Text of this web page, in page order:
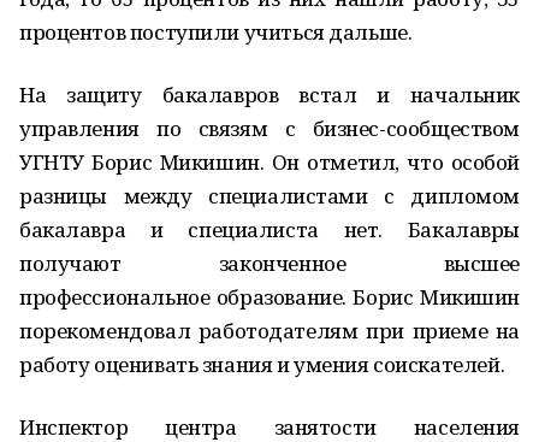
процентов поступили учиться дальше.
На защиту бакалавров встал и начальник
управления по связям с бизнес-сообществом
УГНТУ Борис Микишин. Он отметил, что особой
разницы между специалистами с дипломом
бакалавра и специалиста нет. Бакалавры
получают законченное высшее
профессиональное образование. Борис Микишин
порекомендовал работодателям при приеме на
работу оценивать знания и умения соискателей.
Инспектор центра занятости населения